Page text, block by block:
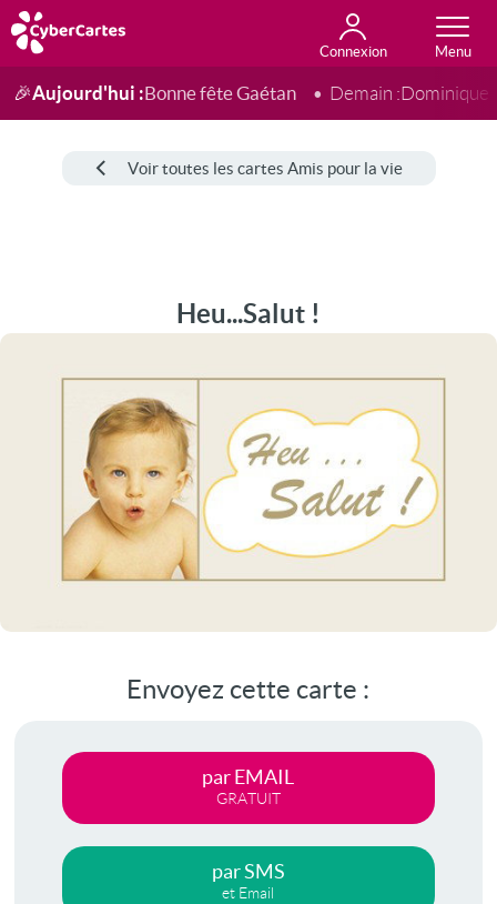
Connexion
Anniversaire
Fête du jour
Amour
Amitié
Merci
Toutes les cartes
🎉Aujourd'hui :Bonne fête Gaétan Demain :Dominique
Voir toutes les cartes Amis pour la vie
Heu...Salut !
Envoyez cette carte :
par EMAIL
GRATUIT
par SMS
et Email